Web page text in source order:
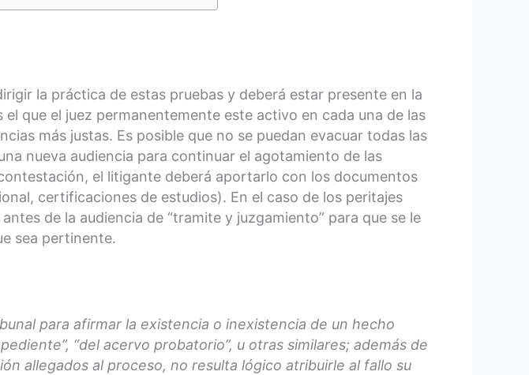
la práctica de estas pruebas y deberá estar presente en la
que el juez permanentemente este activo en cada una de las
más justas. Es posible que no se puedan evacuar todas las
nueva audiencia para continuar el agotamiento de las
el litigante deberá aportarlo con los documentos
certificaciones de estudios). En el caso de los peritajes
de la audiencia de “tramite y juzgamiento” para que se le
sea pertinente.
para afirmar la existencia o inexistencia de un hecho
“del acervo probatorio”, u otras similares; además de
allegados al proceso, no resulta lógico atribuirle al fallo su